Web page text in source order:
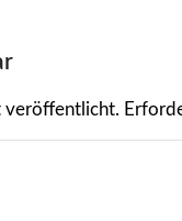
veröffentlicht.